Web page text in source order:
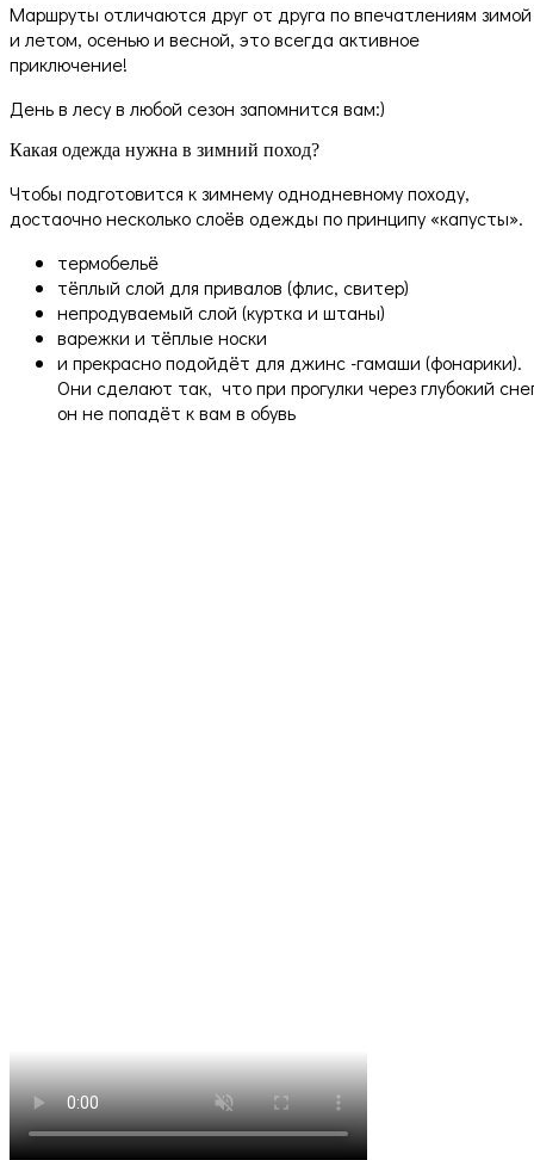
Маршруты отличаются друг от друга по впечатлениям зимой
и летом, осенью и весной, это всегда активное
приключение!
День в лесу в любой сезон запомнится вам:)
Какая одежда нужна в зимний поход?
Чтобы подготовится к зимнему однодневному походу,
достаочно несколько слоёв одежды по принципу «капусты».
термобельё
тёплый слой для привалов (флис, свитер)
непродуваемый слой (куртка и штаны)
варежки и тёплые носки
и прекрасно подойдёт для джинс -гамаши (фонарики).
Они сделают так, что при прогулки через глубокий
он не попадёт к вам в обувь